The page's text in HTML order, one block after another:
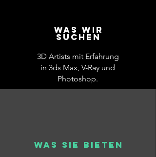
Was wir
suchen
3D Artists mit Erfahrung
in 3ds Max, V-Ray und
Photoshop.
Was sie bieten